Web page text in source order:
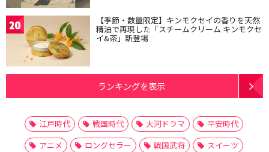
20 【季節・数量限定】キンモクセイの香りを天然
精油で再現した「スチームクリーム キンモクセ
イ&茶」新登場
ランキングを表示
江戸時代 戦国時代 大河ドラマ
平安時代
アニメ
ロングセラー 戦国武将
スイーツ